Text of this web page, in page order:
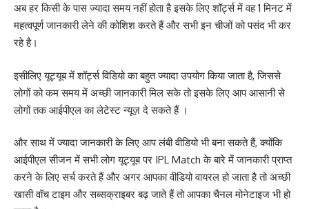
अब हर किसी के पास ज्यादा समय नहीं होता है इसके लिए शॉर्ट्स में वह 1 मिनट में
महत्वपूर्ण जानकारी लेने की कोशिश करते हैं और सभी इन चीजों को पसंद भी कर
रहे है।
इसीलिए यूट्यूब में शॉर्ट्स विडियो का बहुत ज्यादा उपयोग किया जाता है, जिससे
लोगों को कम समय में अच्छी जानकारी मिल सके तो इसके लिए आप आसानी से
लोगों तक आईपीएल का लेटेस्ट न्यूज़ दे सकते हैं ।
और साथ में ज्यादा जानकारी के लिए आप लंबी वीडियो भी बना सकते हैं, क्योंकि
आईपीएल सीजन में सभी लोग यूट्यूब पर IPL Match के बारे में जानकारी प्राप्त
करने के लिए सर्च करते हैं और अगर आपका वीडियो वायरल हो जाता है तो अच्छी
खासी वॉच टाइम और सब्सक्राइबर बढ़ जाते हैं तो आपका चैनल मोनेटाइज भी हो